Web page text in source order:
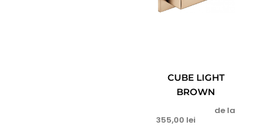
CUBE LIGHT
BROWN
de la
355,00 lei